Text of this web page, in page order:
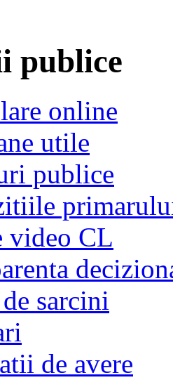
publice
online
utile
publice
video CL
sarcini
de avere